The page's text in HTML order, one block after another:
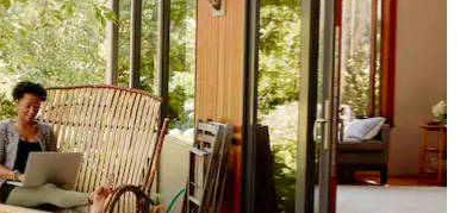
para cima e para baixo ou explore com gestos de toque